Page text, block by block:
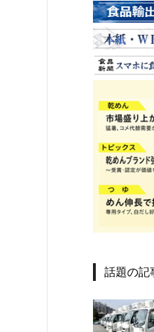
話題の記